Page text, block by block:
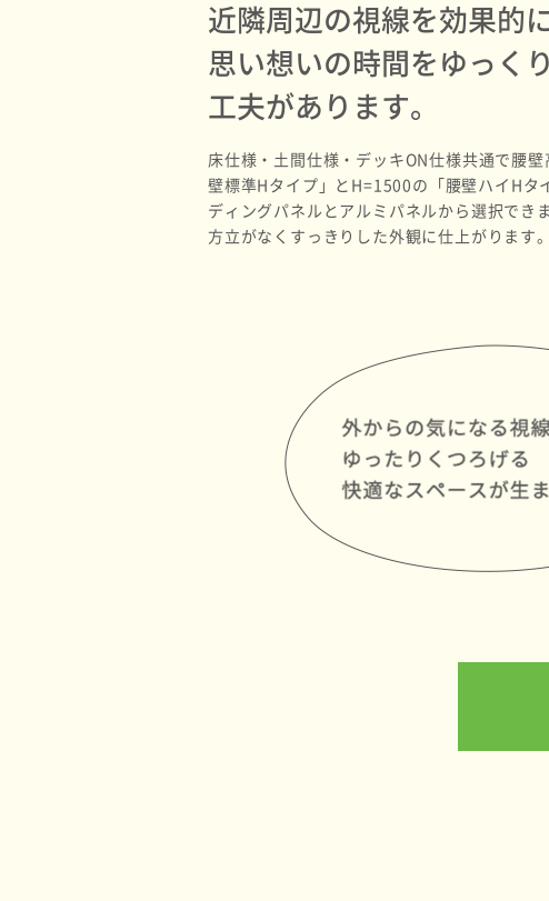
近隣周辺の視線を効果的
思い想いの時間をゆっく
工夫があります。
床仕様・土間仕様・デッキON仕様共通で腰
壁標準Hタイプ」とH=1500の「腰壁ハイHタ
ディングパネルとアルミパネルから選択でき
方立がなくすっきりした外観に仕上がります。